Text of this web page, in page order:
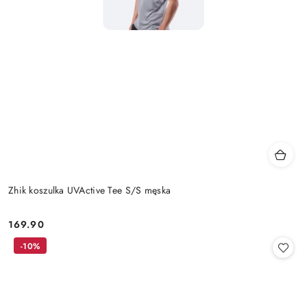
Zhik koszulka UVActive Tee S/S męska
Cena:
169.90
-10%